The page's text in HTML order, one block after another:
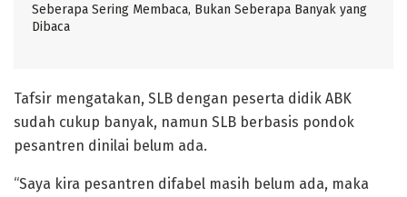
Seberapa Sering Membaca, Bukan Seberapa Banyak yang
Dibaca
Tafsir mengatakan, SLB dengan peserta didik ABK
sudah cukup banyak, namun SLB berbasis pondok
pesantren dinilai belum ada.
“Saya kira pesantren difabel masih belum ada, maka